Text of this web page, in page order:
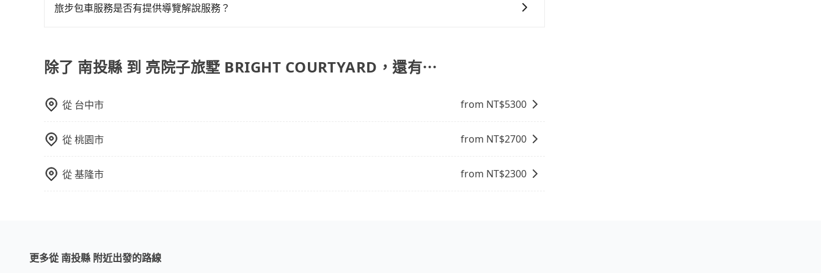
後一週內寄出電子收據。
額外的費用收取。但是，這些費用會在您下訂單後、出發前先與您進行確認，確保您明確知道所有的費用。我們
旅步包車服務是否有提供導覽解說服務？
除了 南投縣 到 亮院子旅墅 BRIGHT COURTYARD，還有⋯
從 台中市 from NT$5300
從桃園市 from NT$2700
從基隆市 from NT$2300
更多從 南投縣 附近出發的路線